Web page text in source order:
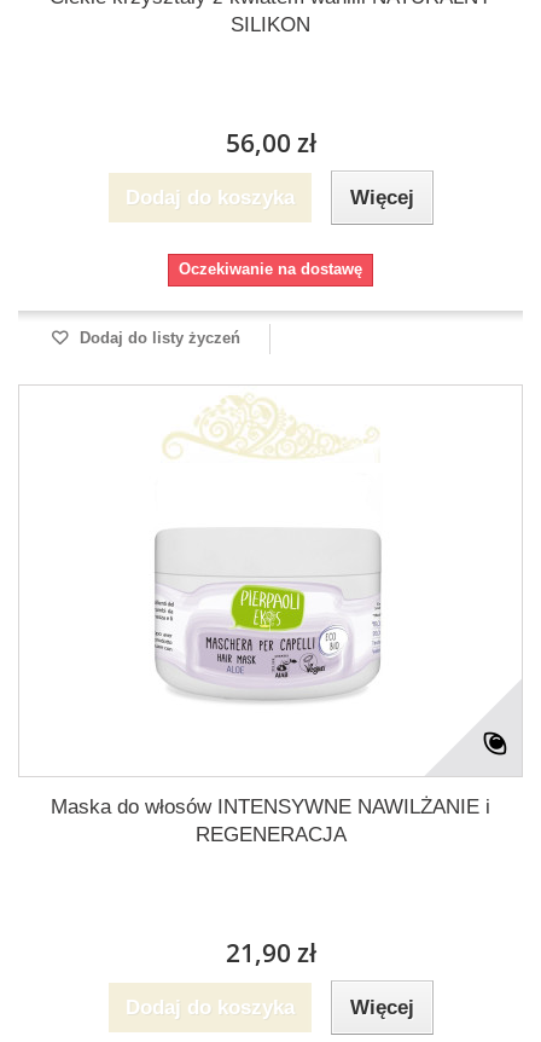
SILIKON
56,00 zł
Dodaj do koszyka Więcej
Oczekiwanie na dostawę
Dodaj do listy życzeń
Maska do włosów INTENSYWNE NAWILŻANIE i
REGENERACJA
21,90 zł
Dodaj do koszyka Więcej